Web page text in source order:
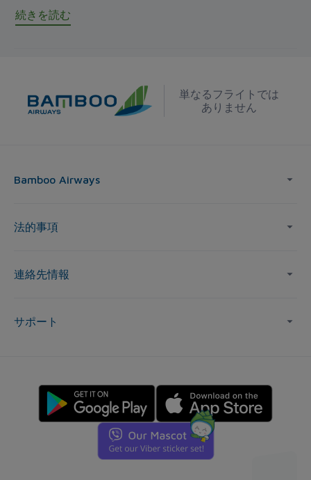
続きを読む
単なるフライトでは
ありません
Bamboo Airways
法的事項
連絡先情報
サポート